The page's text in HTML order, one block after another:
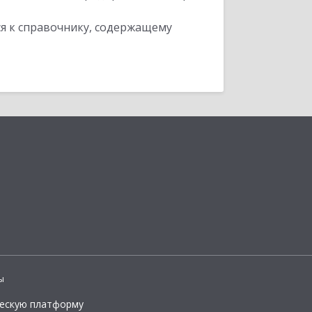
к справочнику, содержащему
платформу